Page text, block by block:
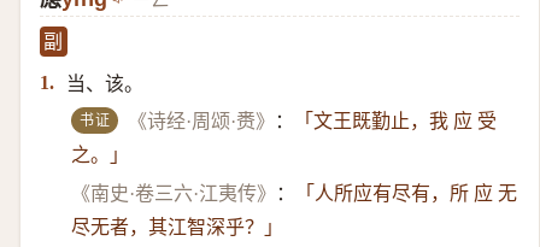
副
1.
当、该。
书证 《诗经·周颂·赉》 ：
「文王既勤止，我 应 受
之。」
《南史·卷三六·江夷传》
：
「人所应有尽有，所 应 无
尽无者，其江智深乎？」